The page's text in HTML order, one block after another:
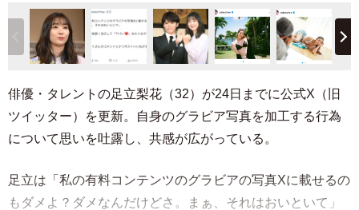
俳優・タレントの足立梨花（32）が24日までに公式X（旧
ツイッター）を更新。自身のグラビア写真を加工する行為
について思いを吐露し、共感が広がっている。
足立は「私の有料コンテンツのグラビアの写真Xに載せるの
もダメよ？ダメなんだけどさ。まぁ、それはおいといて」